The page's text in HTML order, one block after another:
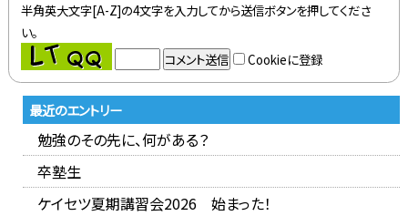
半角英大文字[A-Z]の4文字を入力してから送信ボタンを押してくださ
い。
Cookieに登録
最近のエントリー
勉強のその先に、何がある？
卒塾生
ケイセツ夏期講習会2026 始まった！